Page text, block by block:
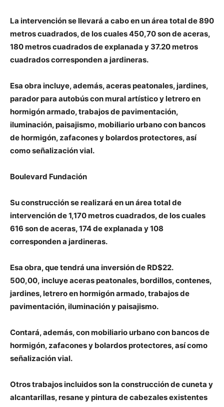
La intervención se llevará a cabo en un área total de 890
metros cuadrados, de los cuales 450,70 son de aceras,
180 metros cuadrados de explanada y 37.20 metros
cuadrados corresponden a jardineras.
Esa obra incluye, además, aceras peatonales, jardines,
parador para autobús con mural artístico y letrero en
hormigón armado, trabajos de pavimentación,
iluminación, paisajismo, mobiliario urbano con bancos
de hormigón, zafacones y bolardos protectores, así
como señalización vial.
Boulevard Fundación
Su construcción se realizará en un área total de
intervención de 1,170 metros cuadrados, de los cuales
616 son de aceras, 174 de explanada y 108
corresponden a jardineras.
Esa obra, que tendrá una inversión de RD$22.
500,00, incluye aceras peatonales, bordillos, contenes,
jardines, letrero en hormigón armado, trabajos de
pavimentación, iluminación y paisajismo.
Contará, además, con mobiliario urbano con bancos de
hormigón, zafacones y bolardos protectores, así como
señalización vial.
Otros trabajos incluidos son la construcción de cuneta y
alcantarillas, resane y pintura de cabezales existentes